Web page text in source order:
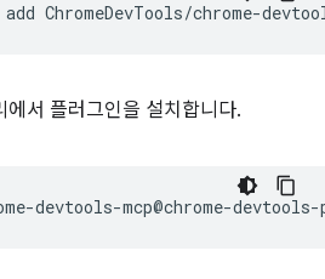
add
서 플러그인을 설치합니다.